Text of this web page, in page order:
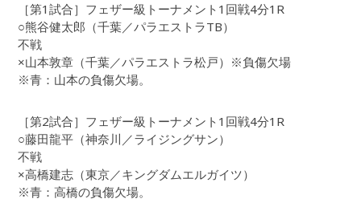
［第1試合］フェザー級トーナメント1回戦4分1R
○熊谷健太郎（千葉／パラエストラTB）
不戦
×山本敦章（千葉／パラエストラ松戸）※負傷欠場
※青：山本の負傷欠場。
［第2試合］フェザー級トーナメント1回戦4分1R
○藤田龍平（神奈川／ライジングサン）
不戦
×高橋建志（東京／キングダムエルガイツ）
※青：高橋の負傷欠場。